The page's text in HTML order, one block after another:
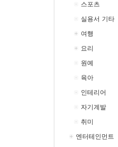
스포츠
실용서 기타
여행
요리
원예
육아
인테리어
자기계발
취미
엔터테인먼트